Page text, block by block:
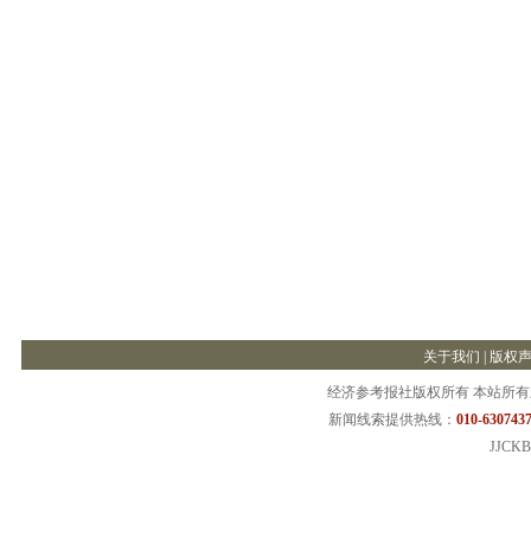
关于我们 版权
经济参考报社版权所有 本站所
新闻线索提供热线： 010-